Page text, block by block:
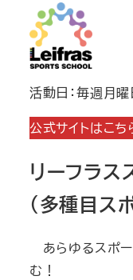
活動日：毎週月曜
公式サイトはこち
リーフラス
（多種目ス
あらゆるスポ
む！